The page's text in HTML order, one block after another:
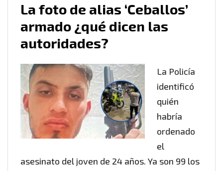
La foto de alias ‘Ceballos’
armado ¿qué dicen las
autoridades?
La Policía
identificó
quién
habría
ordenado
el
asesinato del joven de 24 años. Ya son 99 los